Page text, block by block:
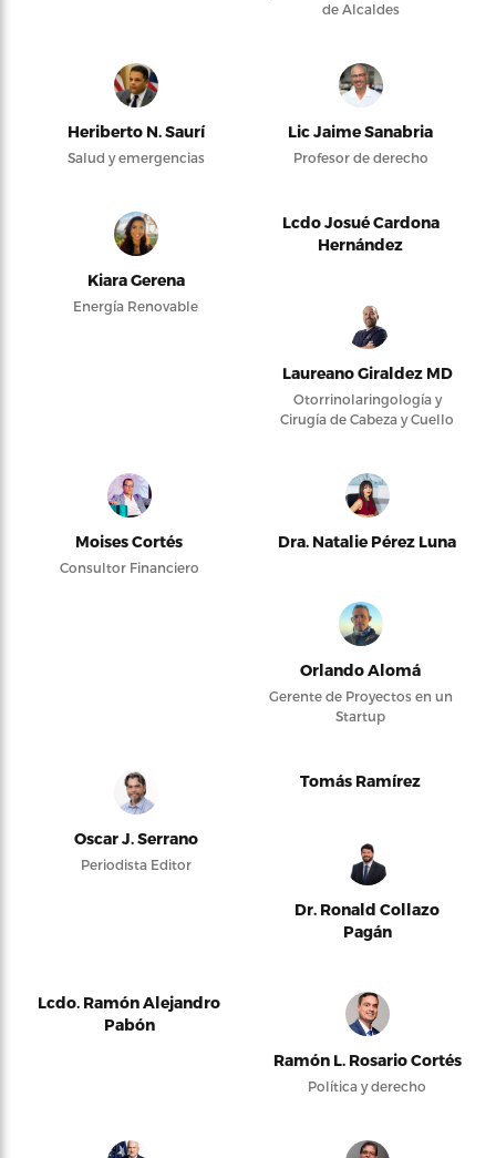
de Alcaldes
Heriberto N. Saurí
Salud y emergencias
Lic Jaime Sanabria
Profesor de derecho
Kiara Gerena
Energía Renovable
Lcdo Josué Cardona
Hernández
Laureano Giraldez MD
Otorrinolaringología y
Cirugía de Cabeza y Cuello
Moises Cortés
Consultor Financiero
Dra. Natalie Pérez Luna
Orlando Alomá
Gerente de Proyectos en un
Startup
Oscar J. Serrano
Periodista Editor
Tomás Ramírez
Dr. Ronald Collazo
Pagán
Lcdo. Ramón Alejandro
Pabón
Ramón L. Rosario Cortés
Política y derecho